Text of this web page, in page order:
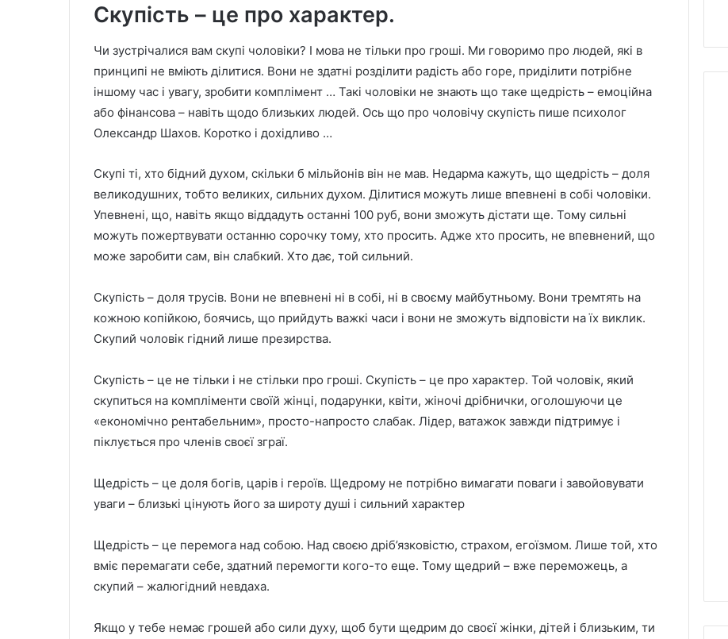
Скупість – це про характер.
Чи зустрічалися вам скупі чоловіки? І мова не тільки про гроші. Ми говоримо про людей, які в
принципі не вміють ділитися. Вони не здатні розділити радість або горе, приділити потрібне
іншому час і увагу, зробити комплімент … Такі чоловіки не знають що таке щедрість – емоційна
або фінансова – навіть щодо близьких людей. Ось що про чоловічу скупість пише психолог
Олександр Шахов. Коротко і дохідливо …
Скупі ті, хто бідний духом, скільки б мільйонів він не мав. Недарма кажуть, що щедрість – доля
великодушних, тобто великих, сильних духом. Ділитися можуть лише впевнені в собі чоловіки.
Упевнені, що, навіть якщо віддадуть останні 100 руб, вони зможуть дістати ще. Тому сильні
можуть пожертвувати останню сорочку тому, хто просить. Адже хто просить, не впевнений, що
може заробити сам, він слабкий. Хто дає, той сильний.
Скупість – доля трусів. Вони не впевнені ні в собі, ні в своєму майбутньому. Вони тремтять на
кожною копійкою, боячись, що прийдуть важкі часи і вони не зможуть відповісти на їх виклик.
Скупий чоловік гідний лише презирства.
Скупість – це не тільки і не стільки про гроші. Скупість – це про характер. Той чоловік, який
скупиться на компліменти своїй жінці, подарунки, квіти, жіночі дрібнички, оголошуючи це
«економічно рентабельним», просто-напросто слабак. Лідер, ватажок завжди підтримує і
піклується про членів своєї зграї.
Щедрість – це доля богів, царів і героїв. Щедрому не потрібно вимагати поваги і завойовувати
уваги – близькі цінують його за широту душі і сильний характер
Щедрість – це перемога над собою. Над своєю дріб’язковістю, страхом, егоїзмом. Лише той, хто
вміє перемагати себе, здатний перемогти кого-то еще. Тому щедрий – вже переможець, а
скупий – жалюгідний невдаха.
Якщо у тебе немає грошей або сили духу, щоб бути щедрим до своєї жінки, дітей і близьким, ти